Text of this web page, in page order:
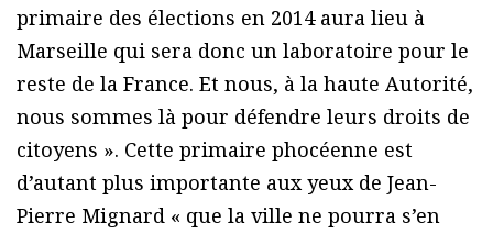
primaire des élections en 2014 aura lieu à
Marseille qui sera donc un laboratoire pour le
reste de la France. Et nous, à la haute Autorité,
nous sommes là pour défendre leurs droits de
citoyens ». Cette primaire phocéenne est
d’autant plus importante aux yeux de Jean-
Pierre Mignard « que la ville ne pourra s’en